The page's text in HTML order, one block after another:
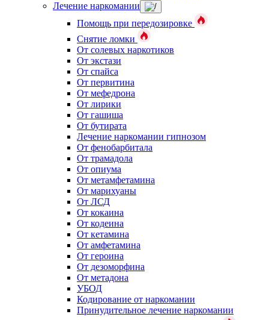
Лечение наркомании
Помощь при передозировке
Снятие ломки
От солевых наркотиков
От экстази
От спайса
От первитина
От мефедрона
От лирики
От гашиша
От бутирата
Лечение наркомании гипнозом
От фенобарбитала
От трамадола
От опиума
От метамфетамина
От марихуаны
От ЛСД
От кокаина
От кодеина
От кетамина
От амфетамина
От героина
От дезоморфина
От метадона
УБОД
Кодирование от наркомании
Принудительное лечение наркомании